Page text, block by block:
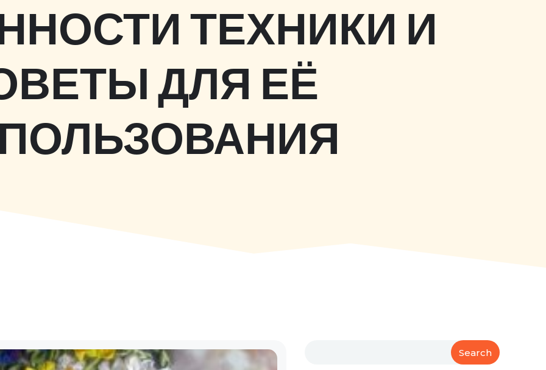
ТЕХНИКИ И
ДЛЯ ЕЁ
Search